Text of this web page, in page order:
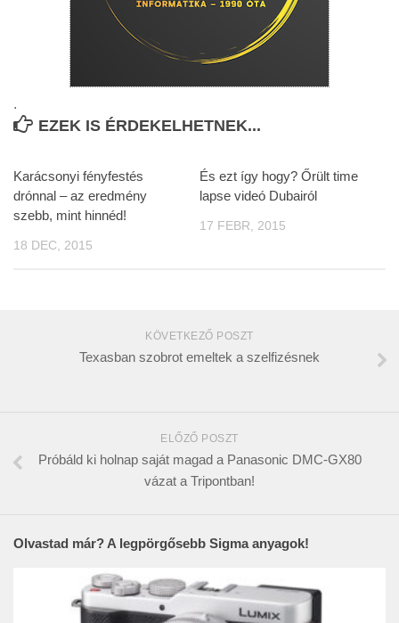
.
EZEK IS ÉRDEKELHETNEK...
Karácsonyi fényfestés
drónnal – az eredmény
szebb, mint hinnéd!
18 DEC, 2015
És ezt így hogy? Őrült time
lapse videó Dubairól
17 FEBR, 2015
KÖVETKEZŐ POSZT
Texasban szobrot emeltek a szelfizésnek
ELŐZŐ POSZT
Próbáld ki holnap saját magad a Panasonic DMC-GX80
vázat a Tripontban!
Olvastad már? A legpörgősebb Sigma anyagok!